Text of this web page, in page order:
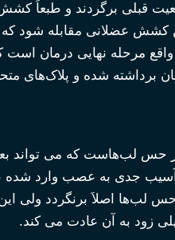
قبلی برگردند و طبعاَ کشش
کشش عضلانی مقابله شود که
مرحله نهایی درمان است
دستگاه‌های ثابت از داخل دهان برداشته شده و
حس لب‌هاست که می تواند
آسیب جدی به عصب وارد شده
لب‌ها اصلاَ برنگردد ولی
زود به آن عادت می کند.